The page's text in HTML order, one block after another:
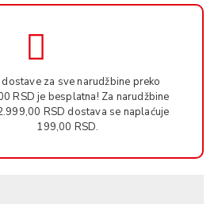
dostave za sve narudžbine preko
RSD je besplatna! Za narudžbine
RSD dostava se naplaćuje
199,00 RSD.